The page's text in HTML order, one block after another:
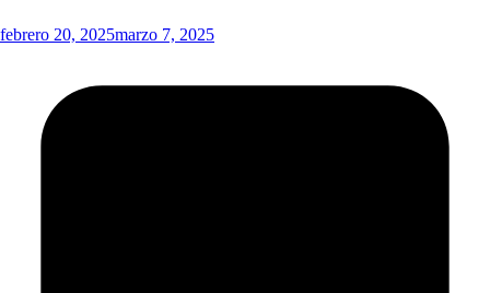
febrero 20, 2025marzo 7, 2025